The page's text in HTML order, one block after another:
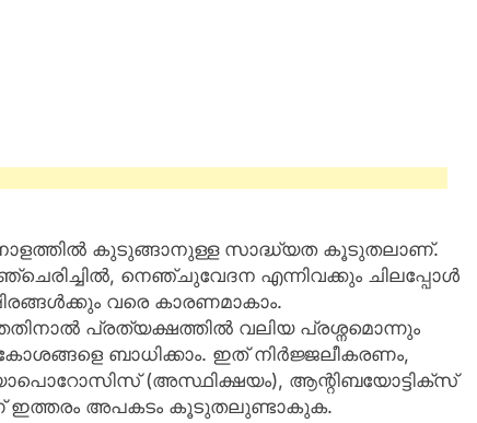
കുടുങ്ങാനുള്ള സാദ്ധ്യത കൂടുതലാണ്.
നെഞ്ചുവേദന എന്നിവക്കും ചിലപ്പോൾ
വരെ കാരണമാകാം.
പ്രത്യക്ഷത്തിൽ വലിയ പ്രശ്നമൊന്നും
ബാധിക്കാം. ഇത് നിർജ്ജലീകരണം,
(അസ്ഥിക്ഷയം), ആന്റിബയോട്ടിക്സ്
ഇത്തരം അപകടം കൂടുതലുണ്ടാകുക.